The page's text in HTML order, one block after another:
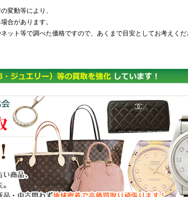
変動等により、
合があります。
ット等で調べた価格ですので、あくまで目安としてお考えくだ